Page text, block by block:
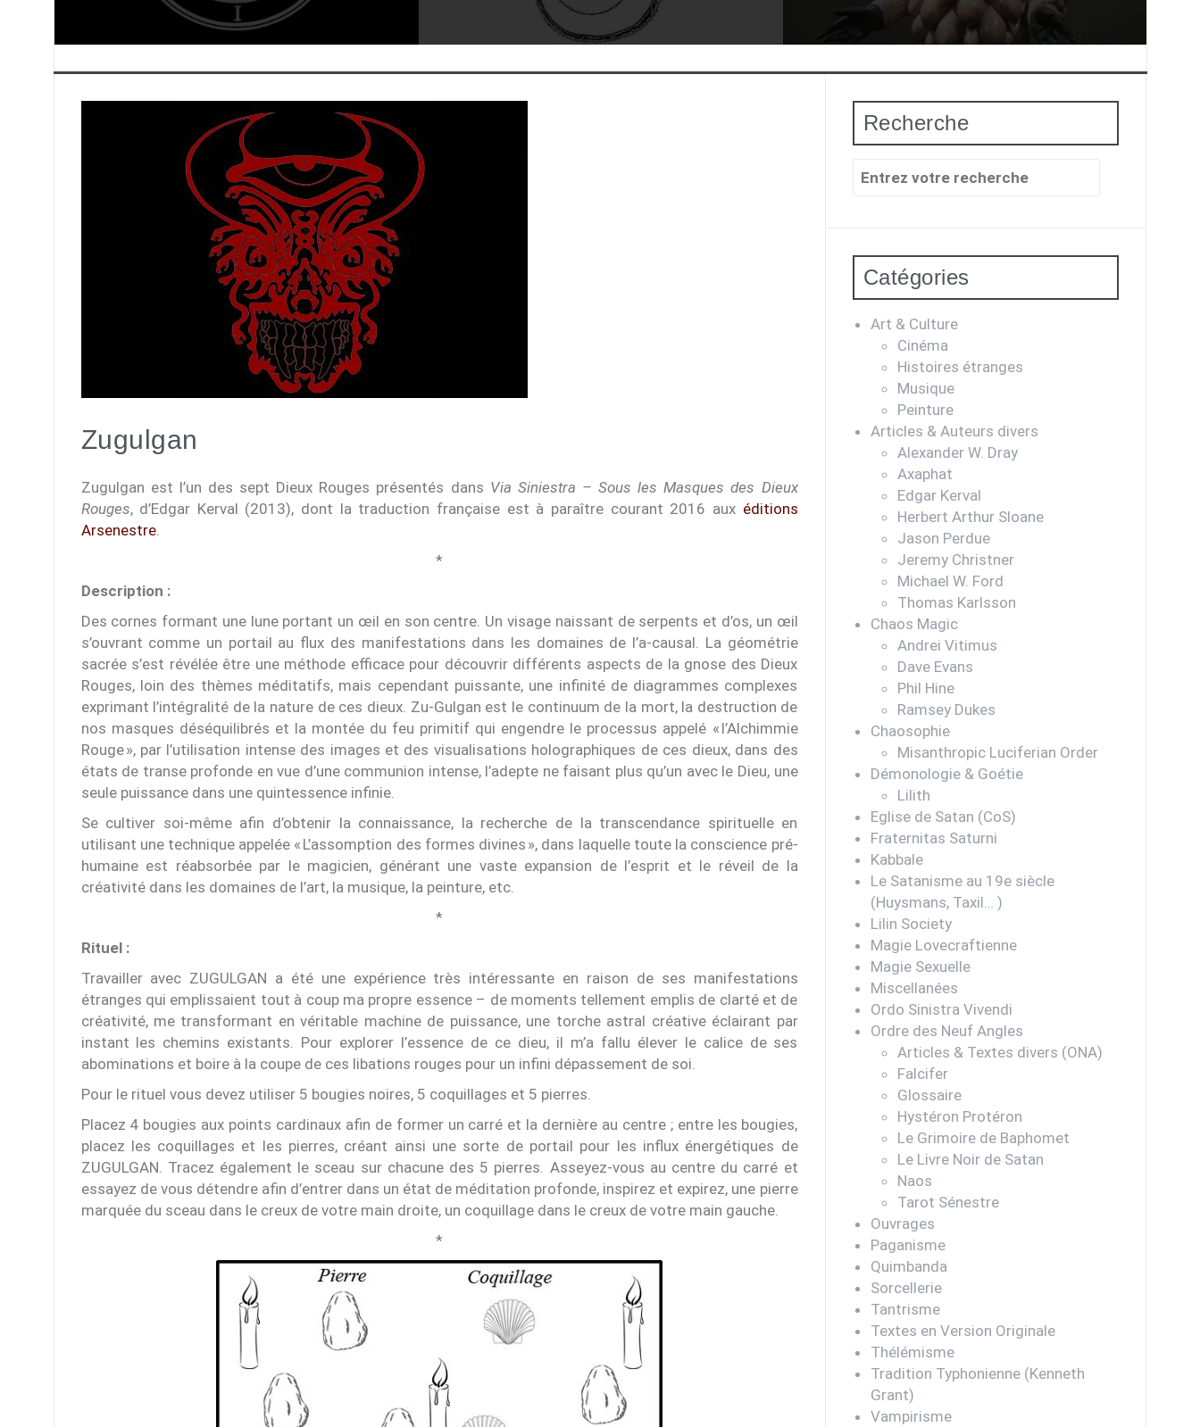
Zugulgan
Zugulgan est l’un des sept Dieux Rouges présentés dans Via Siniestra – Sous les Masques des Dieux
Rouges, d’Edgar Kerval (2013), dont la traduction française est à paraître courant 2016 aux éditions
Arsenestre.
*
Description :
Des cornes formant une lune portant un œil en son centre. Un visage naissant de serpents et d’os, un œil
s’ouvrant comme un portail au flux des manifestations dans les domaines de l’a-causal. La géométrie
sacrée s’est révélée être une méthode efficace pour découvrir différents aspects de la gnose des Dieux
Rouges, loin des thèmes méditatifs, mais cependant puissante, une infinité de diagrammes complexes
exprimant l’intégralité de la nature de ces dieux. Zu-Gulgan est le continuum de la mort, la destruction de
nos masques déséquilibrés et la montée du feu primitif qui engendre le processus appelé « l’Alchimmie
Rouge », par l’utilisation intense des images et des visualisations holographiques de ces dieux, dans des
états de transe profonde en vue d’une communion intense, l’adepte ne faisant plus qu’un avec le Dieu, une
seule puissance dans une quintessence infinie.
Se cultiver soi-même afin d’obtenir la connaissance, la recherche de la transcendance spirituelle en
utilisant une technique appelée « L’assomption des formes divines », dans laquelle toute la conscience pré-
humaine est réabsorbée par le magicien, générant une vaste expansion de l’esprit et le réveil de la
créativité dans les domaines de l’art, la musique, la peinture, etc.
*
Rituel :
Travailler avec ZUGULGAN a été une expérience très intéressante en raison de ses manifestations
étranges qui emplissaient tout à coup ma propre essence – de moments tellement emplis de clarté et de
créativité, me transformant en véritable machine de puissance, une torche astral créative éclairant par
instant les chemins existants. Pour explorer l’essence de ce dieu, il m’a fallu élever le calice de ses
abominations et boire à la coupe de ces libations rouges pour un infini dépassement de soi.
Pour le rituel vous devez utiliser 5 bougies noires, 5 coquillages et 5 pierres.
Placez 4 bougies aux points cardinaux afin de former un carré et la dernière au centre ; entre les bougies,
placez les coquillages et les pierres, créant ainsi une sorte de portail pour les influx énergétiques de
ZUGULGAN. Tracez également le sceau sur chacune des 5 pierres. Asseyez-vous au centre du carré et
essayez de vous détendre afin d’entrer dans un état de méditation profonde, inspirez et expirez, une pierre
marquée du sceau dans le creux de votre main droite, un coquillage dans le creux de votre main gauche.
*
Recherche
Recherche
Catégories
Art & Culture
Cinéma
Histoires étranges
Musique
Peinture
Articles & Auteurs divers
Alexander W. Dray
Axaphat
Edgar Kerval
Herbert Arthur Sloane
Jason Perdue
Jeremy Christner
Michael W. Ford
Thomas Karlsson
Chaos Magic
Andrei Vitimus
Dave Evans
Phil Hine
Ramsey Dukes
Chaosophie
Misanthropic Luciferian Order
Démonologie & Goétie
Lilith
Eglise de Satan (CoS)
Fraternitas Saturni
Kabbale
Le Satanisme au 19e siècle
(Huysmans, Taxil… )
Lilin Society
Magie Lovecraftienne
Magie Sexuelle
Miscellanées
Ordo Sinistra Vivendi
Ordre des Neuf Angles
Articles & Textes divers (ONA)
Falcifer
Glossaire
Hystéron Protéron
Le Grimoire de Baphomet
Le Livre Noir de Satan
Naos
Tarot Sénestre
Ouvrages
Paganisme
Quimbanda
Sorcellerie
Tantrisme
Textes en Version Originale
Thélémisme
Tradition Typhonienne (Kenneth
Grant)
Vampirisme